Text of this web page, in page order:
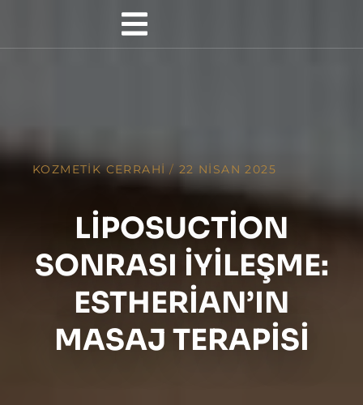
KOZMETIK CERRAHI / 22 NISAN 2025
LIPOSUCTION
SONRASI İYILEŞME:
ESTHERIAN’IN
MASAJ TERAPISI